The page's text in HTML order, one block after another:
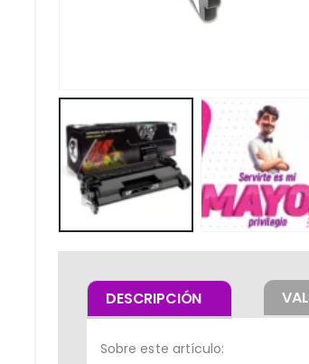
DESCRIPCIÓN
Sobre este artículo: